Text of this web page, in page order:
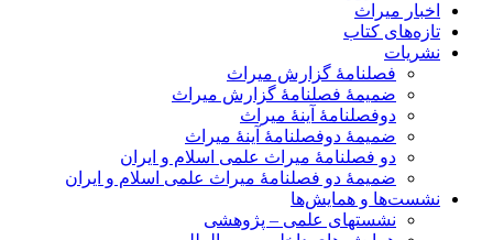
اخبار میراث
تازه‌های کتاب
نشریات
فصلنامۀ گزارش میراث
ضمیمۀ فصلنامۀ گزارش میراث
دوفصلنامۀ آینۀ میراث
ضمیمۀ دوفصلنامۀ آینۀ میراث
دو فصلنامۀ میراث علمی اسلام و ایران
ضمیمۀ دو فصلنامۀ میراث علمی اسلام و ایران
نشست‌ها و همایش‌ها
نشستهای علمی – پژوهشی